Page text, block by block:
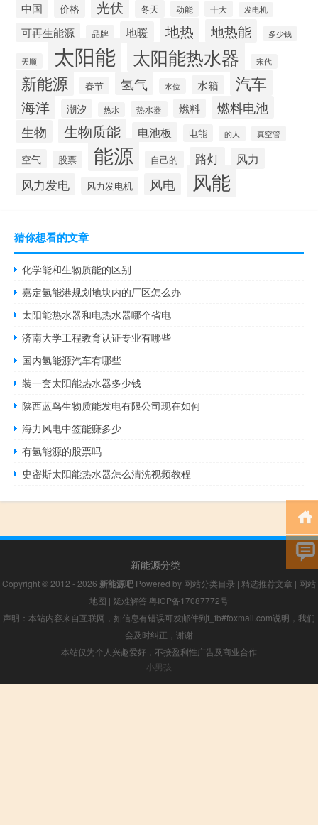
中国 价格 光伏 冬天 动能 十大 发电机
可再生能源 品牌 地暖 地热 地热能 多少钱
天顺 太阳能 太阳能热水器 宋代
新能源 春节 氢气 水位 水箱 汽车
海洋 潮汐 热水 热水器 燃料
燃料电池
生物
生物质能 电池板 电能 的人 真空管
空气 股票 能源 自己的 路灯 风力
风力发电 风力发电机 风电 风能
猜你想看的文章
化学能和生物质能的区别
嘉定氢能港规划地块内的厂区怎么办
太阳能热水器和电热水器哪个省电
济南大学工程教育认证专业有哪些
国内氢能源汽车有哪些
装一套太阳能热水器多少钱
陕西蓝鸟生物质能发电有限公司现在如何
海力风电中签能赚多少
有氢能源的股票吗
史密斯太阳能热水器怎么清洗视频教程
新能源分类
Copyright © 2012 - 2026 新能源吧 Powered by 网站分类目录 | 精选推荐文章 | 网站
地图 | 疑难解答 粤ICP备17087772号
声明：本站内容来自互联网，如信息有错误可发邮件到f_fb#foxmail.com说明，我们
会及时纠正，谢谢
本站仅为个人兴趣爱好，不接盈利性广告及商业合作
小男孩